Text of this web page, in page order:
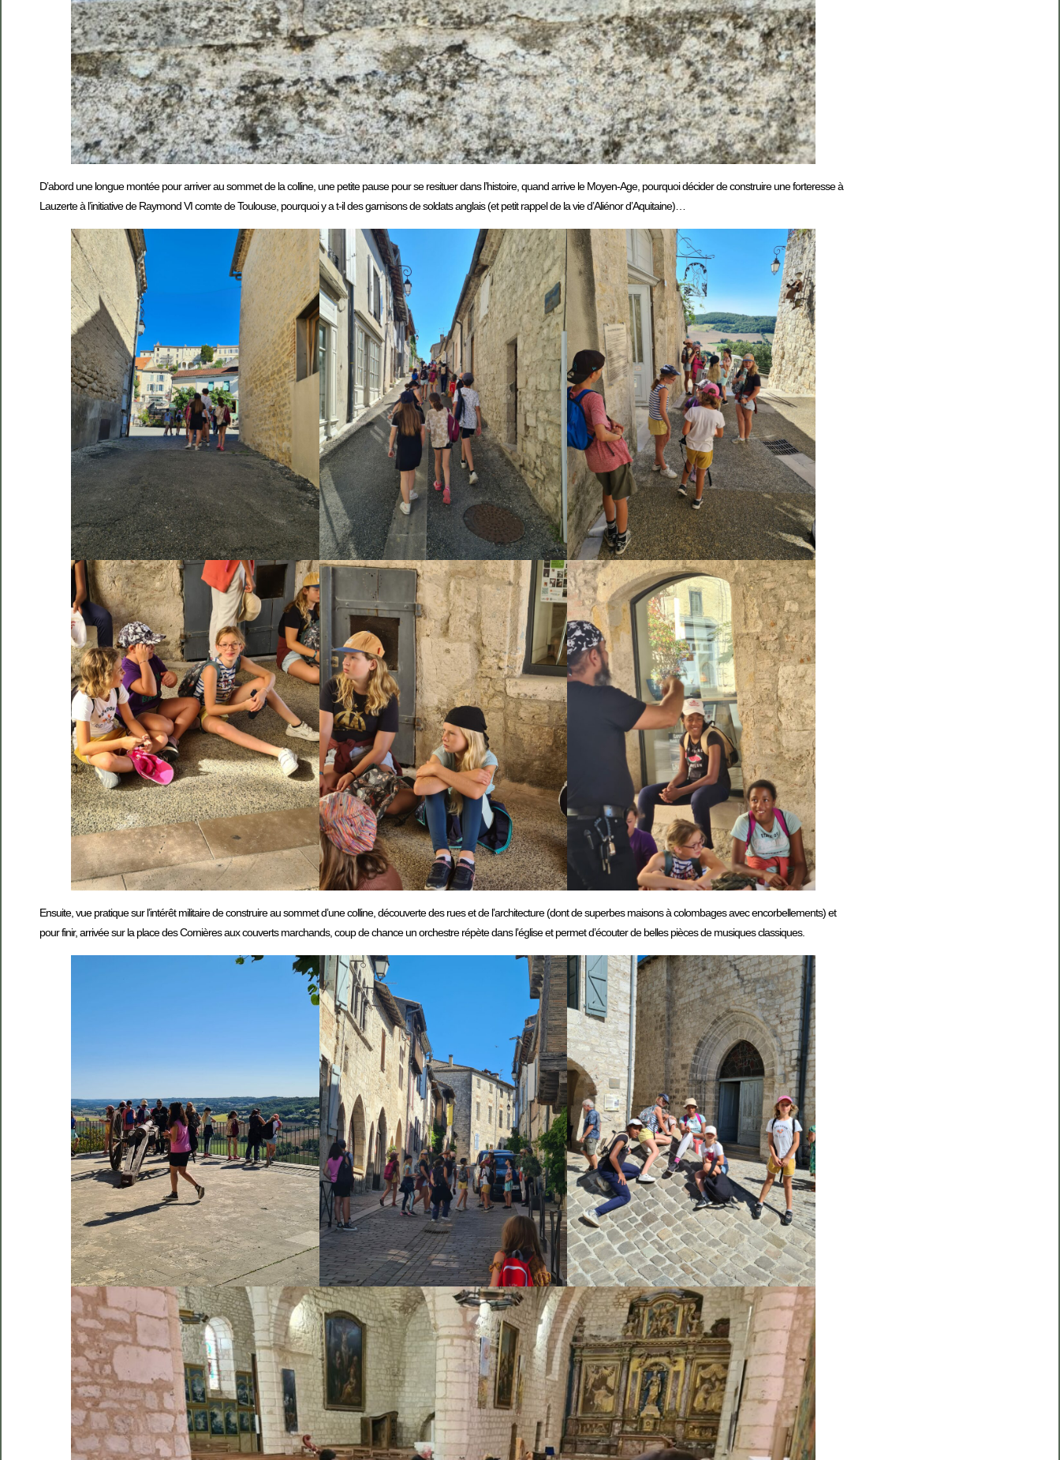
D’abord une longue montée pour arriver au sommet de la colline, une petite pause pour se resituer dans l’histoire, quand arrive le Moyen-Age, pourquoi décider de construire une forteresse à
Lauzerte à l’initiative de Raymond VI comte de Toulouse, pourquoi y a t-il des garnisons de soldats anglais (et petit rappel de la vie d’Aliénor d’Aquitaine)…
Ensuite, vue pratique sur l’intérêt militaire de construire au sommet d’une colline, découverte des rues et de l’architecture (dont de superbes maisons à colombages avec encorbellements) et
pour finir, arrivée sur la place des Cornières aux couverts marchands, coup de chance un orchestre répète dans l’église et permet d’écouter de belles pièces de musiques classiques.